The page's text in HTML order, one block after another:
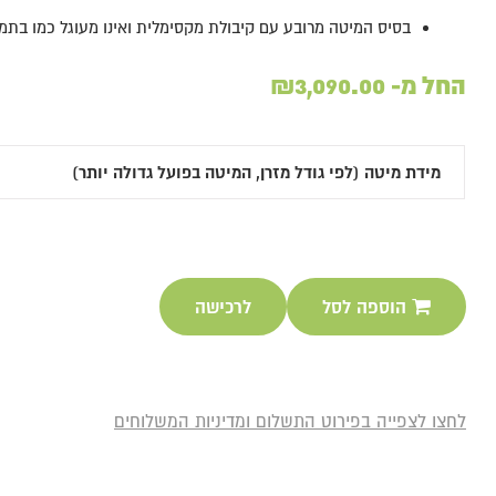
בסיס המיטה מרובע עם קיבולת מקסימלית ואינו מעוגל כמו
החל מ- ₪3,090.00
הוספה לסל לרכישה
לחצו לצפייה בפירוט התשלום ומדיניות המשלוחים